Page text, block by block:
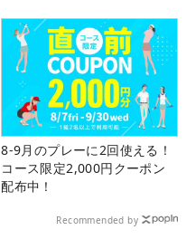
8-9月のプレーに2回使える！
コース限定2,000円クーポン
配布中！
Recommended by